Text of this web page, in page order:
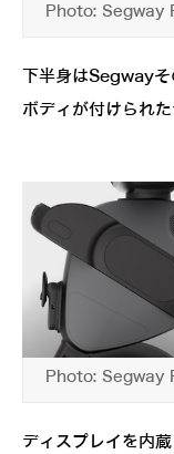
Photo: Segway
下半身はSegway
ボディが付けられた
Photo: Segway
ディスプレイを内